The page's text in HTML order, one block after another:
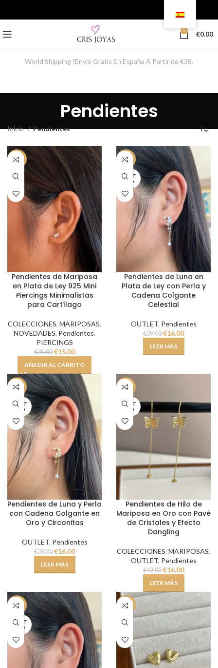
0 €0.00
World Shipping !Envió Gratis En España A Partir de €38.
Pendientes
Inicio Pendientes
-50%
Pendientes de Mariposa
en Plata de Ley 925 Mini
Piercings Minimalistas
para Cartílago
COLECCIONES, MARIPOSAS,
NOVEDADES, Pendientes,
PIERCINGS
€30.00 €15.00
AÑADIR AL CARRITO
-59%
AGOT
ADO
Pendientes de Luna en
Plata de Ley con Perla y
Cadena Colgante
Celestial
OUTLET, Pendientes
€39.00 €16.00
LEER MÁS
-59%
AGOT
ADO
Pendientes de Luna y Perla
con Cadena Colgante en
Oro y Circonitas
OUTLET, Pendientes
€39.00 €16.00
LEER MÁS
-62%
AGOT
ADO
Pendientes de Hilo de
Mariposa en Oro con Pavé
de Cristales y Efecto
Dangling
COLECCIONES, MARIPOSAS,
OUTLET, Pendientes
€42.00 €16.00
LEER MÁS
-62%
AGOT
ADO
-59%